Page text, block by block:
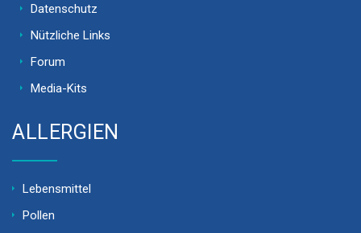
Datenschutz
Nützliche Links
Forum
Media-Kits
ALLERGIEN
Lebensmittel
Pollen